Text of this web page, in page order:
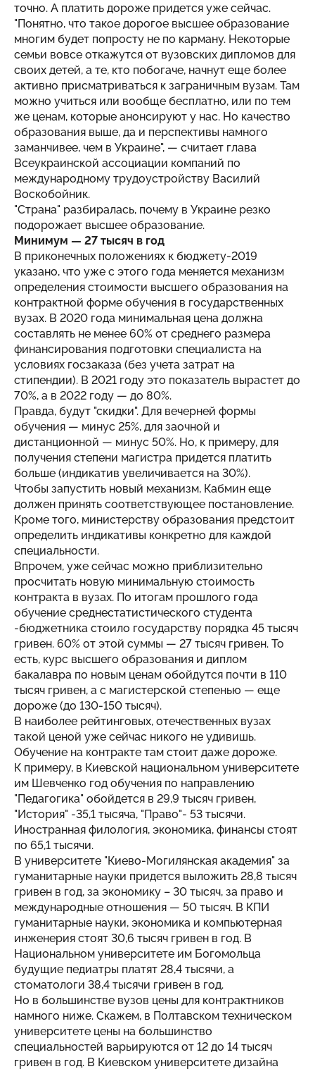
точно. А платить дороже придется уже сейчас.
"Понятно, что такое дорогое высшее образование
многим будет попросту не по карману. Некоторые
семьи вовсе откажутся от вузовских дипломов для
своих детей, а те, кто побогаче, начнут еще более
активно присматриваться к заграничным вузам. Там
можно учиться или вообще бесплатно, или по тем
же ценам, которые анонсируют у нас. Но качество
образования выше, да и перспективы намного
заманчивее, чем в Украине", — считает глава
Всеукраинской ассоциации компаний по
международному трудоустройству Василий
Воскобойник.
"Страна" разбиралась, почему в Украине резко
подорожает высшее образование.
Минимум — 27 тысяч в год
В приконечных положениях к бюджету-2019
указано, что уже с этого года меняется механизм
определения стоимости высшего образования на
контрактной форме обучения в государственных
вузах. В 2020 года минимальная цена должна
составлять не менее 60% от среднего размера
финансирования подготовки специалиста на
условиях госзаказа (без учета затрат на
стипендии). В 2021 году это показатель вырастет до
70%, а в 2022 году — до 80%.
Правда, будут "скидки". Для вечерней формы
обучения — минус 25%, для заочной и
дистанционной — минус 50%. Но, к примеру, для
получения степени магистра придется платить
больше (индикатив увеличивается на 30%).
Чтобы запустить новый механизм, Кабмин еще
должен принять соответствующее постановление.
Кроме того, министерству образования предстоит
определить индикативы конкретно для каждой
специальности.
Впрочем, уже сейчас можно приблизительно
просчитать новую минимальную стоимость
контракта в вузах. По итогам прошлого года
обучение среднестатистического студента
-бюджетника стоило государству порядка 45 тысяч
гривен. 60% от этой суммы — 27 тысяч гривен. То
есть, курс высшего образования и диплом
бакалавра по новым ценам обойдутся почти в 110
тысяч гривен, а с магистерской степенью — еще
дороже (до 130-150 тысяч).
В наиболее рейтинговых, отечественных вузах
такой ценой уже сейчас никого не удивишь.
Обучение на контракте там стоит даже дороже.
К примеру, в Киевской национальном университете
им Шевченко год обучения по направлению
"Педагогика" обойдется в 29,9 тысяч гривен,
"История" -35,1 тысяча, "Право"- 53 тысячи.
Иностранная филология, экономика, финансы стоят
по 65,1 тысячи.
В университете "Киево-Могилянская академия" за
гуманитарные науки придется выложить 28,8 тысяч
гривен в год, за экономику – 30 тысяч, за право и
международные отношения — 50 тысяч. В КПИ
гуманитарные науки, экономика и компьютерная
инженерия стоят 30,6 тысяч гривен в год. В
Национальном университете им Богомольца
будущие педиатры платят 28,4 тысячи, а
стоматологи 38,4 тысячи гривен в год.
Но в большинстве вузов цены для контрактников
намного ниже. Скажем, в Полтавском техническом
университете цены на большинство
специальностей варьируются от 12 до 14 тысяч
гривен в год. В Киевском университете дизайна